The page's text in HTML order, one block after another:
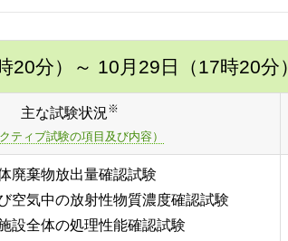
20分） ～ 10月29日（17時20分）
主な試験状況※
クティブ試験の項目及び内容）
廃棄物放出量確認試験
空気中の放射性物質濃度確認試験
設全体の処理性能確認試験